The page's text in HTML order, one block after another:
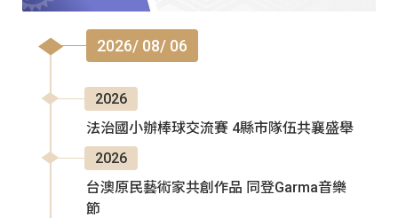
2026/ 08/ 06
2026
法治國小辦棒球交流賽 4縣市隊伍共襄盛舉
2026
台澳原民藝術家共創作品 同登Garma音樂
節